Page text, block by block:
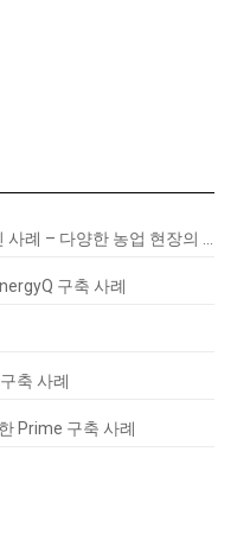
Thingplus와 함께한 스마트팜 혁신 사례 – 다양한 농업 현장의 연결과 변화
구축 사례
축 사례
Prime 구축 사례